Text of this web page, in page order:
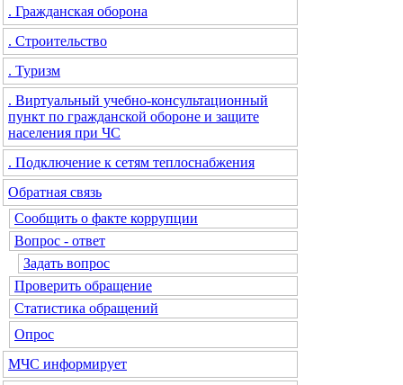
. Гражданская оборона
. Строительство
. Туризм
. Виртуальный учебно-консультационный
пункт по гражданской обороне и защите
населения при ЧС
. Подключение к сетям теплоснабжения
Обратная связь
Сообщить о факте коррупции
Вопрос - ответ
Задать вопрос
Проверить обращение
Статистика обращений
Опрос
МЧС информирует